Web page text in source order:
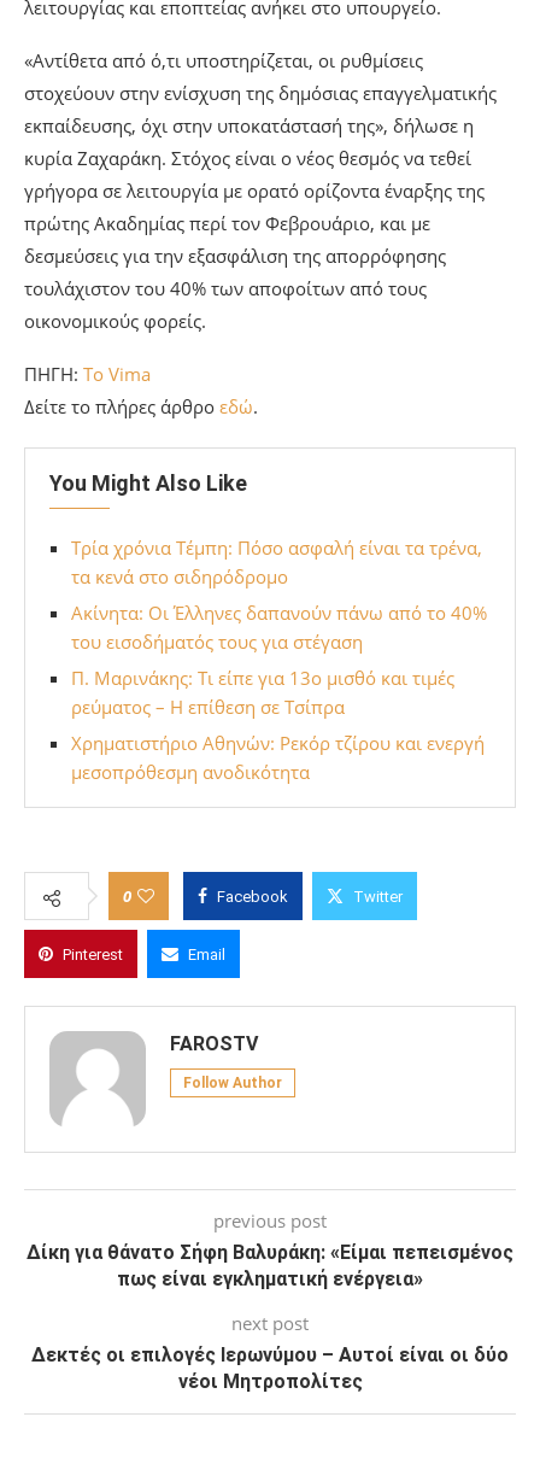
λειτουργίας και εποπτείας ανήκει στο υπουργείο.
«Αντίθετα από ό,τι υποστηρίζεται, οι ρυθμίσεις
στοχεύουν στην ενίσχυση της δημόσιας επαγγελματικής
εκπαίδευσης, όχι στην υποκατάστασή της», δήλωσε η
κυρία Ζαχαράκη. Στόχος είναι ο νέος θεσμός να τεθεί
γρήγορα σε λειτουργία με ορατό ορίζοντα έναρξης της
πρώτης Ακαδημίας περί τον Φεβρουάριο, και με
δεσμεύσεις για την εξασφάλιση της απορρόφησης
τουλάχιστον του 40% των αποφοίτων από τους
οικονομικούς φορείς.
ΠΗΓΗ: To Vima
Δείτε το πλήρες άρθρο εδώ.
You Might Also Like
Τρία χρόνια Τέμπη: Πόσο ασφαλή είναι τα τρένα,
τα κενά στο σιδηρόδρομο
Ακίνητα: Οι Έλληνες δαπανούν πάνω από το 40%
του εισοδήματός τους για στέγαση
Π. Μαρινάκης: Τι είπε για 13ο μισθό και τιμές
ρεύματος – Η επίθεση σε Τσίπρα
Χρηματιστήριο Αθηνών: Ρεκόρ τζίρου και ενεργή
μεσοπρόθεσμη ανοδικότητα
0 Facebook Twitter
Pinterest Email
FAROSTV
Follow Author
previous post
Δίκη για θάνατο Σήφη Βαλυράκη: «Είμαι πεπεισμένος
πως είναι εγκληματική ενέργεια»
next post
Δεκτές οι επιλογές Ιερωνύμου – Αυτοί είναι οι δύο
νέοι Μητροπολίτες